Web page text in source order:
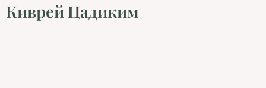
Киврей Цадиким